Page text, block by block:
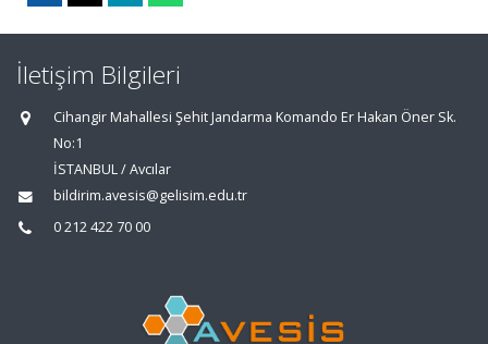
İletişim Bilgileri
Cihangir Mahallesi Şehit Jandarma Komando Er Hakan Öner Sk.
No:1
İSTANBUL / Avcılar
bildirim.avesis@gelisim.edu.tr
0 212 422 70 00